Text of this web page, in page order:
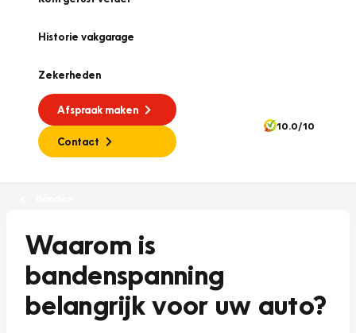
Historie vakgarage
Zekerheden
Afspraak maken
Contact
10.0/10
Waarom is
bandenspanning
belangrijk voor uw auto?